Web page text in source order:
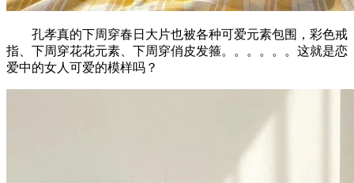
孔孝真的下周穿春日大片也被各种可爱元素包围，彩色戒
指、下周穿花花元素、下周穿俏皮发箍。。。。。。这就是恋
爱中的女人可爱的模样吗？